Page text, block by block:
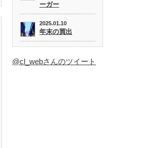
ーガー
2025.01.10
年末の買出
@cl_webさんのツイート